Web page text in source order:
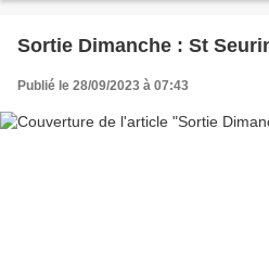
Sortie Dimanche : St
Publié le 28/09/2023 à 07:43